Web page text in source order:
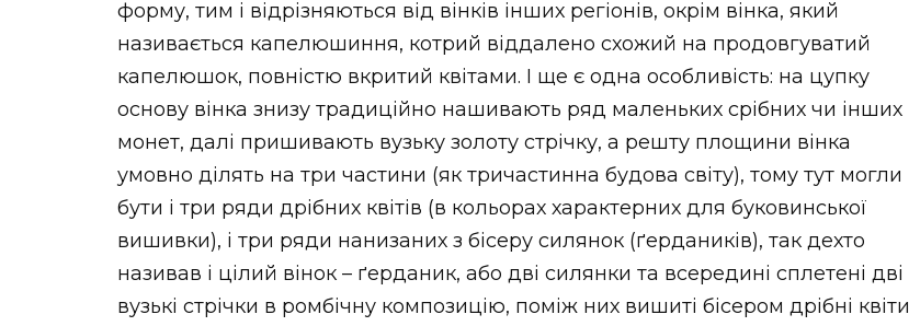
форму, тим і відрізняються від вінків інших регіонів, окрім вінка, який
називається капелюшиння, котрий віддалено схожий на продовгуватий
капелюшок, повністю вкритий квітами. І ще є одна особливість: на цупку
основу вінка знизу традиційно нашивають ряд маленьких срібних чи інших
монет, далі пришивають вузьку золоту стрічку, а решту площини вінка
умовно ділять на три частини (як тричастинна будова світу), тому тут могли
бути і три ряди дрібних квітів (в кольорах характерних для буковинської
вишивки), і три ряди нанизаних з бісеру силянок (ґердаників), так дехто
називав і цілий вінок – ґерданик, або дві силянки та всередині сплетені дві
вузькі стрічки в ромбічну композицію, поміж них вишиті бісером дрібні квіти